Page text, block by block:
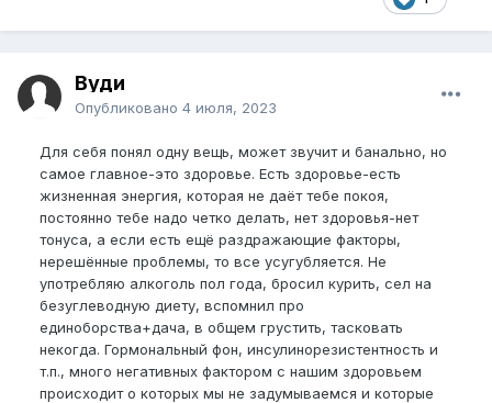
Вуди
Опубликовано 4 июля, 2023
Для себя понял одну вещь, может звучит и банально, но
самое главное-это здоровье. Есть здоровье-есть
жизненная энергия, которая не даёт тебе покоя,
постоянно тебе надо четко делать, нет здоровья-нет
тонуса, а если есть ещё раздражающие факторы,
нерешённые проблемы, то все усугубляется. Не
употребляю алкоголь пол года, бросил курить, сел на
безуглеводную диету, вспомнил про
единоборства+дача, в общем грустить, тасковать
некогда. Гормональный фон, инсулинорезистентность и
т.п., много негативных фактором с нашим здоровьем
происходит о которых мы не задумываемся и которые